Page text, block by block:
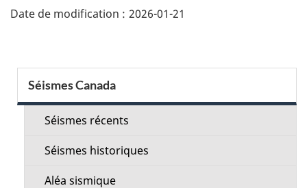
page"
Date de modification : 2026-01-21
Menu
de
Séismes Canada
Séismes récents
Séismes historiques
Aléa sismique